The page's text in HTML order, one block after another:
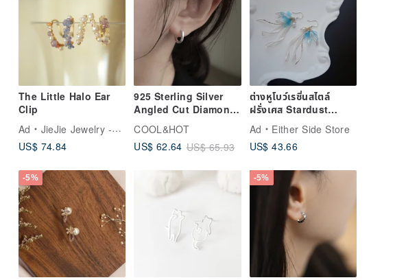
The Little Halo Ear
Clip
Ad
JieJie Jewelry -handmade jewelry
US$ 74.84
925 Sterling Silver
Angled Cut Diamond
Easy Clasp Earrings
Ear Clips Pair
Packaging
COOL&HOT
US$ 62.64 US$ 65.93
ต่างหูโบว์เรซิ่นสไตล์
ฝรั่งเศส Stardust
Ad
Either Side Store
US$ 43.66
-5% -5%